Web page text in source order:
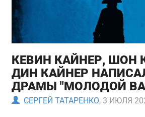
КЕВИН КАЙНЕР, ШОН
ДИН КАЙНЕР
ДРАМЫ "МОЛОДОЙ
СЕРГЕЙ ТАТАРЕНКО, 3 ИЮЛЯ